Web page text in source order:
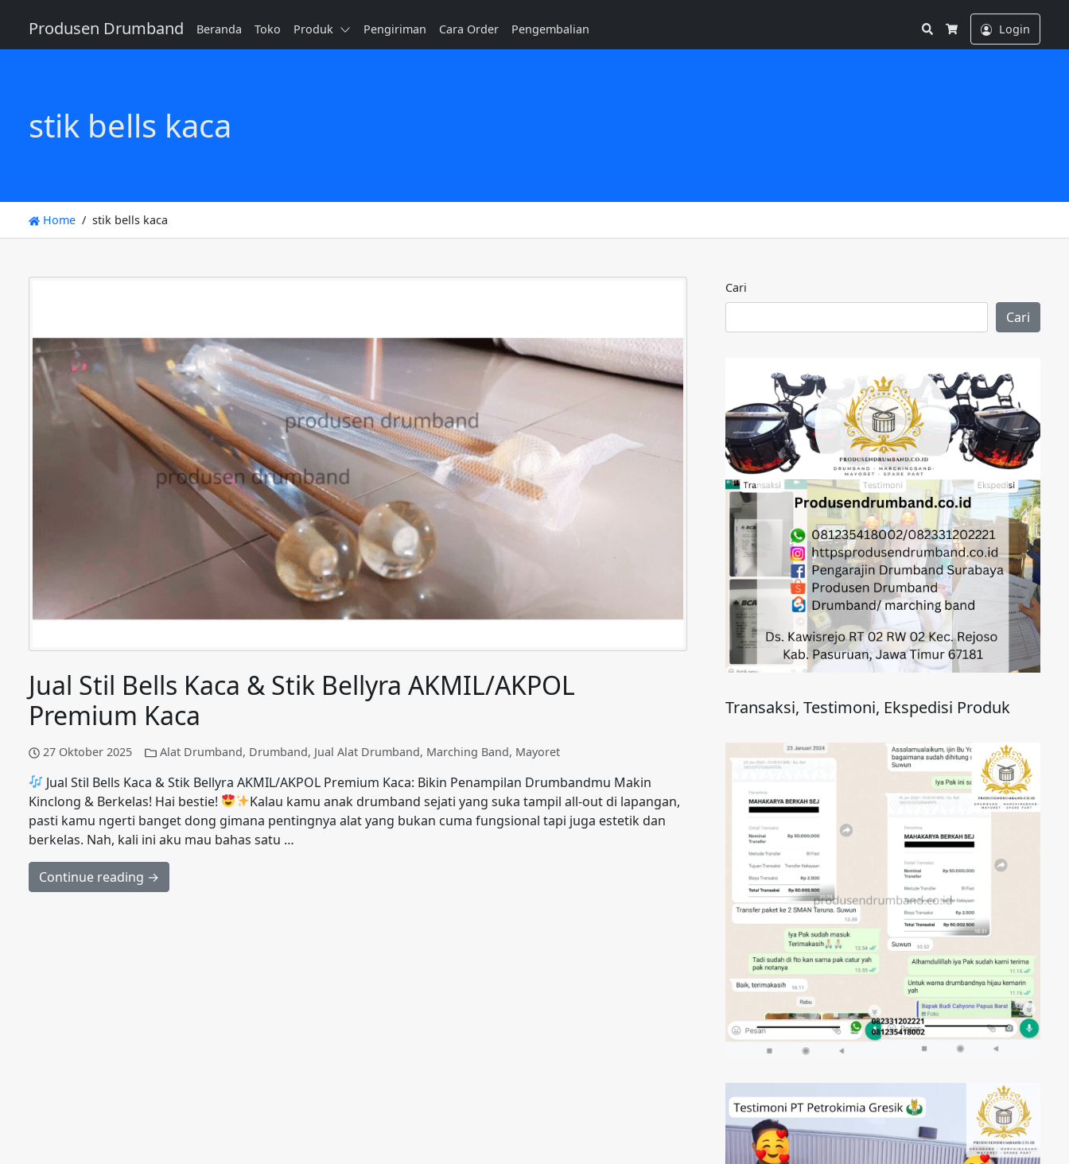
Produsen Drumband Beranda Toko Produk Pengiriman Cara Order Pengembalian
Search
Cart
Login
stik bells kaca
Home stik bells kaca
Jual Stil Bells Kaca & Stik Bellyra AKMIL/AKPOL
Premium Kaca
27 Oktober 2025 Alat Drumband, Drumband, Jual Alat Drumband, Marching Band, Mayoret
Jual Stil Bells Kaca & Stik Bellyra AKMIL/AKPOL Premium Kaca: Bikin Penampilan Drumbandmu Makin
Kinclong & Berkelas! Hai bestie!
Kalau kamu anak drumband sejati yang suka tampil all-out di lapangan,
pasti kamu ngerti banget dong gimana pentingnya alat yang bukan cuma fungsional tapi juga estetik dan
berkelas. Nah, kali ini aku mau bahas satu …
Continue reading →
Cari
Cari
Transaksi, Testimoni, Ekspedisi Produk